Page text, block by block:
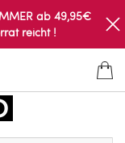
ab 49,95€
reicht !